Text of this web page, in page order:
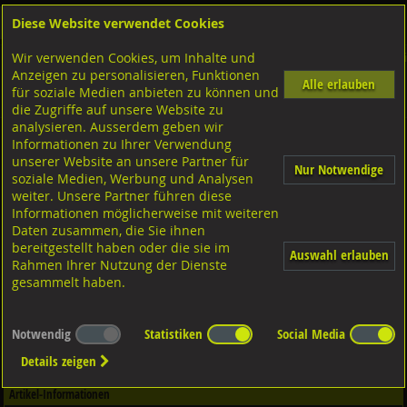
Shop Dübeltechnik Rahmenbefestigungen
Diverse Ausführungen
Rahmendübel
Diverse Ausführungen
Rahmendübel PROFIX PMFR-6/6R
Stahl verzinkt
Spreiznieten Flachkopf, Aluminium-Stahl 4,8x30 K:19-24
Artikel-Informationen
Diese Website verwendet Cookies
Wir verwenden Cookies, um Inhalte und
Anzeigen zu personalisieren, Funktionen
für soziale Medien anbieten zu können und
die Zugriffe auf unsere Website zu
analysieren. Ausserdem geben wir
Informationen zu Ihrer Verwendung
unserer Website an unsere Partner für
soziale Medien, Werbung und Analysen
weiter. Unsere Partner führen diese
Informationen möglicherweise mit weiteren
Daten zusammen, die Sie ihnen
bereitgestellt haben oder die sie im
Rahmen Ihrer Nutzung der Dienste
gesammelt haben.
Alle erlauben
Nur Notwendige
Auswahl erlauben
Notwendig Statistiken
Social Media
Details zeigen